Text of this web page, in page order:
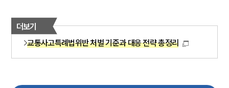
더보기
교통사고특례법위반 처벌 기준과 대응 전략 총정리